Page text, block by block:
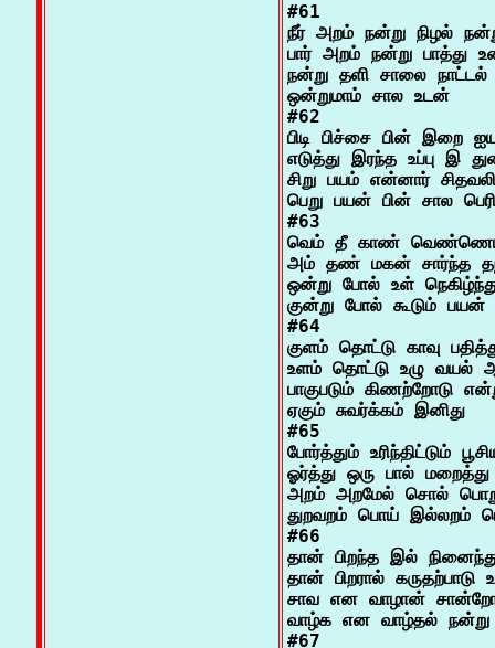
#61
நீர் அறம் நன்று நிழல்
பார் அறம் நன்று பாத்து
நன்று தளி சாலை நாட்டல்
ஒன்றுமாம் சால உடன்
#62
பிடி பிச்சை பின் இறை
எடுத்து இரந்த உப்பு இ
சிறு பயம் என்னார்
பெறு பயன் பின் சால
#63
வெம் தீ காண் வெண்ணெய்
அம் தண் மகன் சார்ந்த
ஒன்று போல் உள்
குன்று போல் கூடும் பயன்
#64
குளம் தொட்டு காவு
உளம் தொட்டு உழு வயல்
பாகுபடும் கிணற்றோடு
ஏகும் சுவர்க்கம் இனிது
#65
போர்த்தும் உரிந்திட்டும்
ஓர்த்து ஒரு பால்
அறம் அறமேல் சொல்
துறவறம் பொய் இல்லறம்
#66
தான் பிறந்த இல்
தான் பிறரால் கருதற்பாடு
சாவ என வாழான்
வாழ்க என வாழ்தல் நன்று
#67